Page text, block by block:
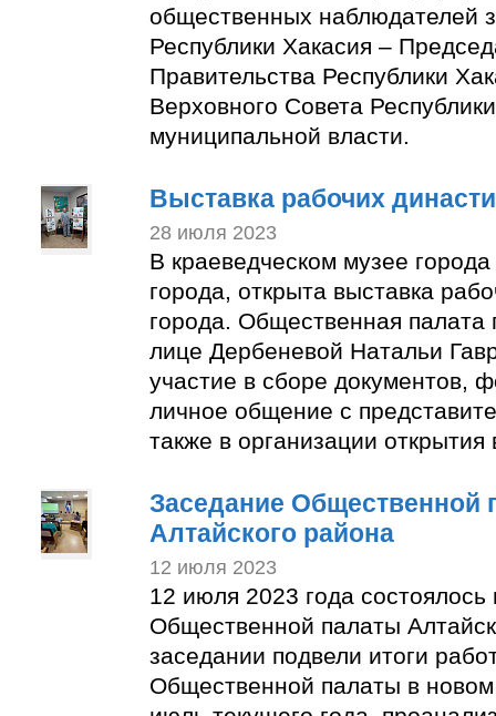
общественных наблюдателей
Республики Хакасия –
Правительства Республики
Верховного Совета
муниципальной власти.
Выставка рабочих
28 июля 2023
В краеведческом музее
города, открыта выставка
города. Общественная палата
лице Дербеневой Натальи
участие в сборе документов,
личное общение с
также в организации открытия
Заседание Общественной
Алтайского района
12 июля 2023
12 июля 2023 года состоялось
Общественной палаты
заседании подвели итоги
Общественной палаты в